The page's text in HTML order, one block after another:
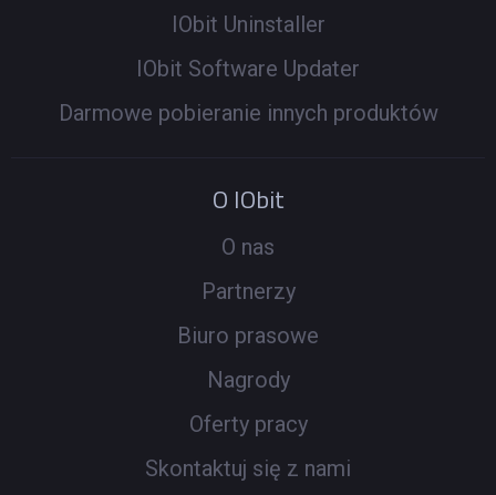
IObit Uninstaller
IObit Software Updater
Darmowe pobieranie innych produktów
O IObit
O nas
Partnerzy
Biuro prasowe
Nagrody
Oferty pracy
Skontaktuj się z nami